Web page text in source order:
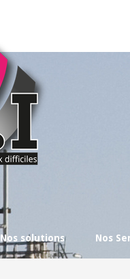
Nos solutions Nos